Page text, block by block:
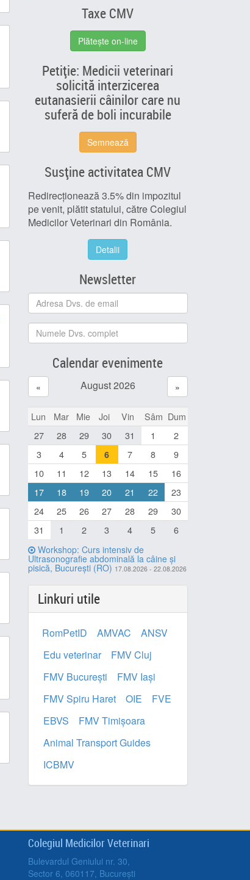
Taxe CMV
Plătește on-line
Petiție: Medicii veterinari
solicită interzicerea
eutanasierii câinilor care nu
suferă de boli incurabile
Semnează
Susține activitatea CMV
Redirecționează 3.5% din impozitul
pe venit, plătit statului, către Colegiul
Medicilor Veterinari din România.
Detalii
Newsletter
Calendar evenimente
« »
August 2026
Lun Mar Mie Joi Vin Sâm Dum
27
28 29 30 31 1
2
3
4 5 6 7 8
9
10
11 12 13 14 15
16
17
18 19 20 21 22
23
24
25 26 27 28 29
30
31
1 2 3 4 5 6
Workshop: Curs intensiv de
Ultrasonografie abdominală la câine și
pisică, București (RO) 17.08.2026 - 22.08.2026
Linkuri utile
RomPetID AMVAC
ANSV
Edu veterinar
FMV Cluj
FMV București
FMV Iași
FMV Spiru Haret
OIE
FVE
EBVS
FMV Timișoara
Animal Transport Guides
ICBMV
Colegiul Medicilor Veterinari
Bulevardul Geniului nr. 30,
Sector 6, 060117, București